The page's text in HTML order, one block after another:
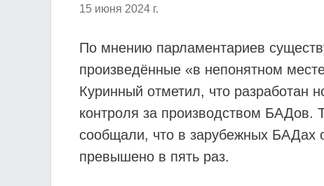
15 июня 2024 г.
По мнению парламентариев
произведённые «в непонятном
Куринный отметил, что разработан
контроля за производством БАДов.
сообщали, что в зарубежных БАДах
превышено в пять раз.